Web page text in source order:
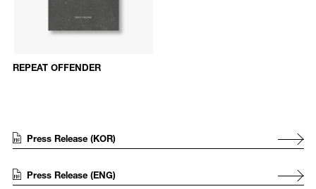
REPEAT OFFENDER
Press Release (KOR)
Press Release (ENG)